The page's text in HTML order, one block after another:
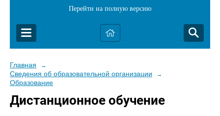
Перейти на полную версию
Главная →
Сведения об образовательной организации →
Образование
Дистанционное обучение